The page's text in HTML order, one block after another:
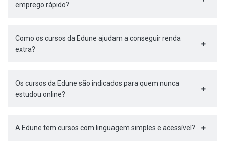
emprego rápido?
Como os cursos da Edune ajudam a conseguir renda
extra?
Os cursos da Edune são indicados para quem nunca
estudou online?
A Edune tem cursos com linguagem simples e acessível?